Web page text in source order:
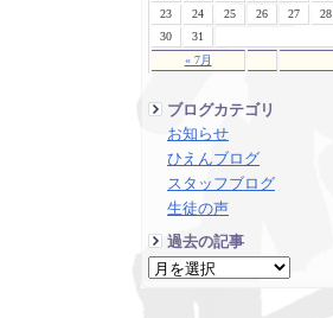
« 7月
23
24 25 26 27 28
30
31
ブログカテゴリ
お知らせ
ひえんブログ
スタッフブログ
生徒の声
過去の記事